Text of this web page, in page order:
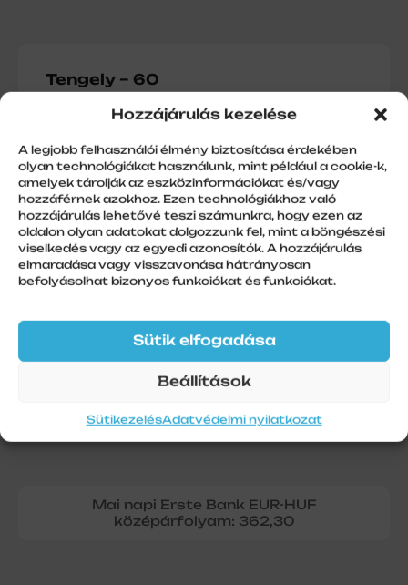
Hozzájárulás kezelése
A legjobb felhasználói élmény biztosítása érdekében
olyan technológiákat használunk, mint például a cookie-k,
amelyek tárolják az eszközinformációkat és/vagy
hozzáférnek azokhoz. Ezen technológiákhoz való
hozzájárulás lehetővé teszi számunkra, hogy ezen az
oldalon olyan adatokat dolgozzunk fel, mint a böngészési
viselkedés vagy az egyedi azonosítók. A hozzájárulás
elmaradása vagy visszavonása hátrányosan
befolyásolhat bizonyos funkciókat és funkciókat.
Sütik elfogadása
Beállítások
SütikezelésAdatvédelmi nyilatkozat
Tengely – 60
További információk
Szálhossz
6 m
Mai napi Erste Bank EUR-HUF
középárfolyam: 362,30